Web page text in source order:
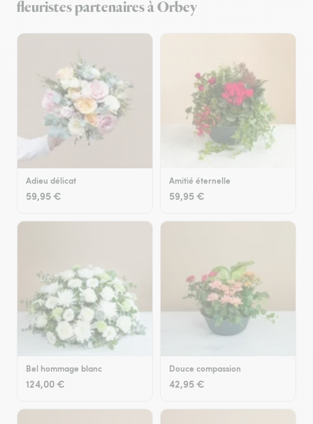
fleuristes partenaires à Orbey
Adieu délicat
59,95 €
Amitié éternelle
59,95 €
Bel hommage blanc
124,00 €
Douce compassion
42,95 €